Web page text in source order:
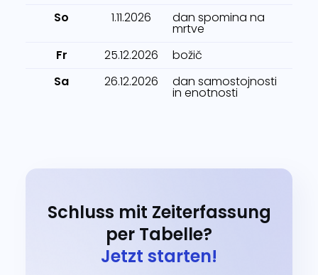
So
1.11.2026 dan spomina na
mrtve
Fr
25.12.2026
božič
Sa
26.12.2026 dan samostojnosti
in enotnosti
Schluss mit Zeiterfassung
per Tabelle?
Jetzt starten!